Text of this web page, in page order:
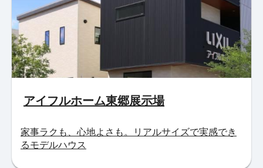
アイフルホーム東郷展示場
家事ラクも、心地よさも。リアルサイズで実感でき
るモデルハウス